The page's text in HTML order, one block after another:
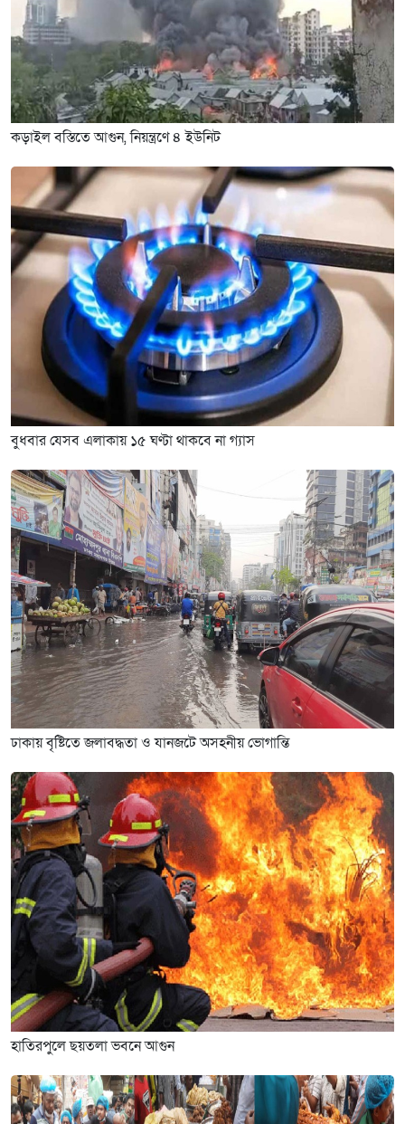
কড়াইল বস্তিতে আগুন, নিয়ন্ত্রণে ৪ ইউনিট
বুধবার যেসব এলাকায় ১৫ ঘণ্টা থাকবে না গ্যাস
ঢাকায় বৃষ্টিতে জলাবদ্ধতা ও যানজটে অসহনীয় ভোগান্তি
হাতিরপুলে ছয়তলা ভবনে আগুন